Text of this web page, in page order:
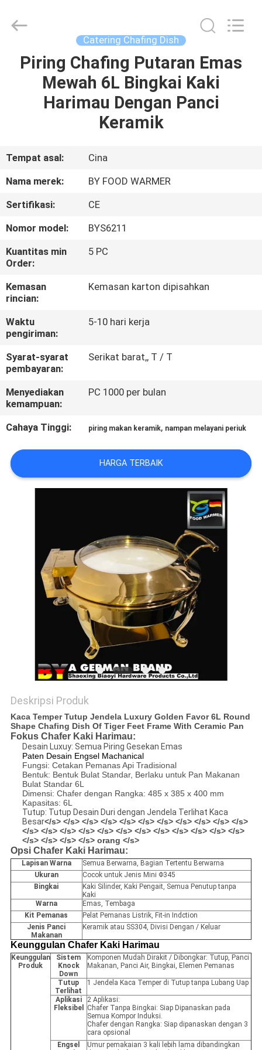
RUMAH
PRODUK
KAMI
PABRIK
KONTROL
KUALITAS
KAMI
PERMINTAAN
PENAWARAN
SITEMAP
PRIVACY
POLICY
Products
Co.,Ltd.
Reserved.
Catering Chafing Dish
Piring Chafing Putaran Emas
Mewah 6L Bingkai Kaki
Harimau Dengan Panci
Keramik
Tempat asal:
Cina
Nama merek:
BY FOOD WARMER
Sertifikasi:
CE
Nomor model:
BYS6211
Kuantitas min
Order:
5 PC
Kemasan
rincian:
Kemasan karton dipisahkan
Waktu
pengiriman:
5-10 hari kerja
Syarat-syarat
pembayaran:
Serikat barat,, T / T
Menyediakan
kemampuan:
PC 1000 per bulan
Cahaya Tinggi: piring makan keramik, nampan melayani periuk
HARGA TERBAIK
Deskripsi Produk
Kaca Temper Tutup Jendela Luxury Golden Favor 6L Round
Shape Chafing Dish Of Tiger Feet Frame With Ceramic Pan
Fokus Chafer Kaki Harimau:
Desain Luxuy: Semua Piring Gesekan Emas
Paten Desain Engsel Machanical
Fungsi: Cetakan Pemanas Api Tradisional
Bentuk: Bentuk Bulat Standar, Berlaku untuk Pan Makanan
Bulat Standar 6L
Dimensi: Chafer dengan Rangka: 485 x 385 x 400 mm
Kapasitas: 6L
Tutup: Tutup Desain Duri dengan Jendela Terlihat Kaca
Besar</s> </s> </s> </s> </s> </s> </s> </s> </s> </s> </s>
</s> </s> </s> </s> </s> </s> </s> </s> </s> </s> </s> </s>
</s> </s> </s> </s> orang </s>
Opsi Chafer Kaki Harimau:
Lapisan Warna
Semua Berwarna, Bagian Tertentu Berwarna
Ukuran
Cocok untuk Jenis Mini Φ345
Bingkai
Kaki Silinder, Kaki Pengait, Semua Penutup tanpa
Kaki
Warna
Emas, Tembaga
Kit Pemanas
Pelat Pemanas Listrik, Fit-in Indction
Jenis Panci
Makanan
Keramik atau SS304, Divisi Dengan / Keluar
Keunggulan Chafer Kaki Harimau
Keunggulan
Produk
Sistem
Knock
Down
Komponen Mudah Dirakit / Dibongkar: Tutup, Panci
Makanan, Panci Air, Bingkai, Elemen Pemanas
Tutup
Terlihat
1 Jendela Kaca Temper di Tutup tanpa Lubang Uap
Aplikasi
Fleksibel
2 Aplikasi:
Chafer Tanpa Bingkai: Siap Dipanaskan pada
Semua Kompor Induksi.
Chafer dengan Rangka: Siap dipanaskan dengan 3
cara opsional
Engsel
Umur pemakaian 3 kali lebih lama dibandingkan